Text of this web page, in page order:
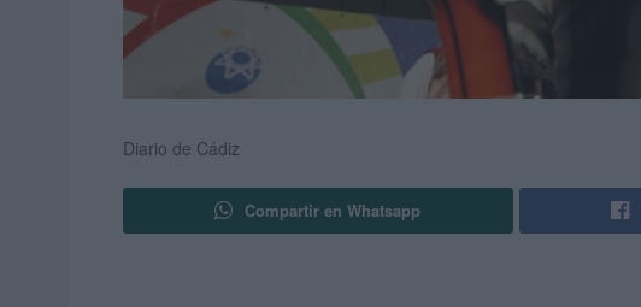
Diario de Cádiz
Compartir en Whatsapp